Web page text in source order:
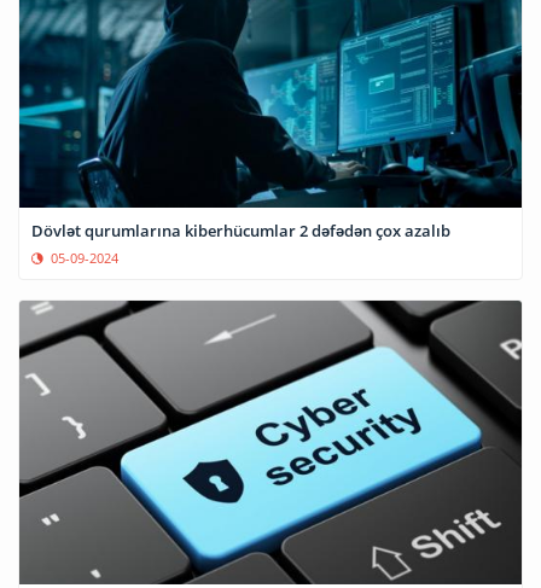
Dövlət qurumlarına kiberhücumlar 2 dəfədən çox azalıb
05-09-2024